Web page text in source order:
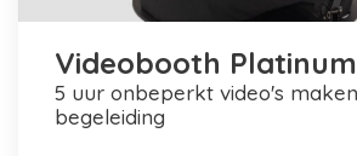
Videobooth Platinum
5 uur onbeperkt video's maken + personele
begeleiding